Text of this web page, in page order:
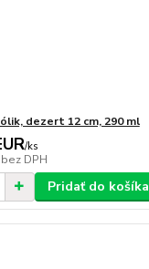
dezert 12 cm, 290 ml
/ks
bez DPH
Pridať do košíka